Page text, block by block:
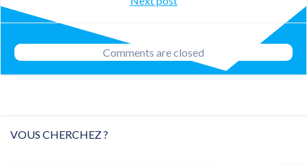
navigationPost
navigation
Comments are closed
VOUS CHERCHEZ ?